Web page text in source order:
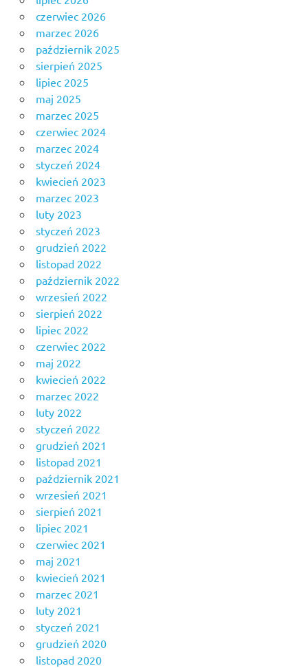
czerwiec 2026
marzec 2026
październik 2025
sierpień 2025
lipiec 2025
maj 2025
marzec 2025
czerwiec 2024
marzec 2024
styczeń 2024
kwiecień 2023
marzec 2023
luty 2023
styczeń 2023
grudzień 2022
listopad 2022
październik 2022
wrzesień 2022
sierpień 2022
lipiec 2022
czerwiec 2022
maj 2022
kwiecień 2022
marzec 2022
luty 2022
styczeń 2022
grudzień 2021
listopad 2021
październik 2021
wrzesień 2021
sierpień 2021
lipiec 2021
czerwiec 2021
maj 2021
kwiecień 2021
marzec 2021
luty 2021
styczeń 2021
grudzień 2020
listopad 2020